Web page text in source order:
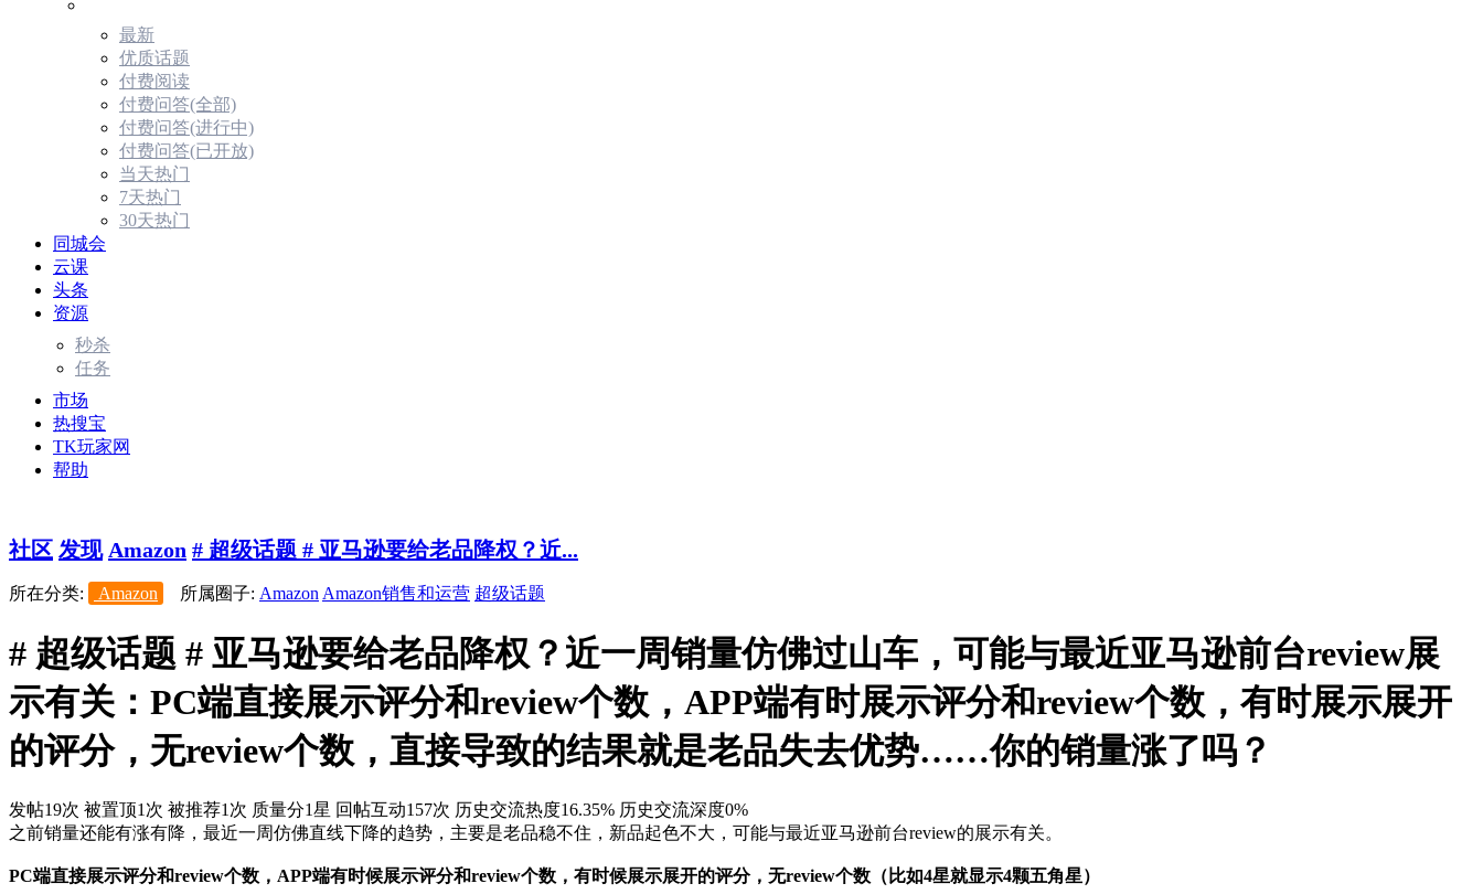
最新
优质话题
付费阅读
付费问答(全部)
付费问答(进行中)
付费问答(已开放)
当天热门
7天热门
30天热门
同城会
云课
头条
资源
秒杀
任务
市场
热搜宝
TK玩家网
帮助
社区 发现 Amazon # 超级话题 # 亚马逊要给老品降权？近...
所在分类: Amazon 所属圈子: AmazonAmazon销售和运营 超级话题
# 超级话题 # 亚马逊要给老品降权？近一周销量仿佛过山车，可能与最近亚马逊前台review展
示有关：PC端直接展示评分和review个数，APP端有时展示评分和review个数，有时展示展开
的评分，无review个数，直接导致的结果就是老品失去优势……你的销量涨了吗？
发帖19次 被置顶1次 被推荐1次 质量分1星 回帖互动157次 历史交流热度16.35% 历史交流深度0%
之前销量还能有涨有降，最近一周仿佛直线下降的趋势，主要是老品稳不住，新品起色不大，可能与最近亚马逊前台review的展示有关。
PC端直接展示评分和review个数，APP端有时候展示评分和review个数，有时候展示展开的评分，无review个数（比如4星就显示4颗五角星）